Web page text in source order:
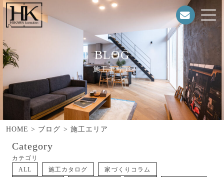
BLOG
施工エリア
HOME > ブログ > 施工エリア
Category
カテゴリ
ALL
施工カタログ
家づくりコラム